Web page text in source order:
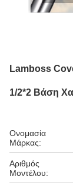
Lamboss
1/2*2 Βάση
Ονομασία
Μάρκας:
Αριθμός
Μοντέλου: